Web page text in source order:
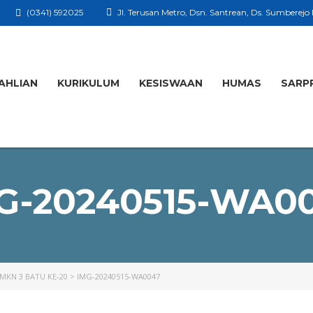
Jl. Terusan Metro, Dsn. Santrean, Ds.
(0341) 592025
KURIKULUM KESISWAAN HUMAS
20240515-
3 BATU KE-20 > IMG-20240515-WA0047